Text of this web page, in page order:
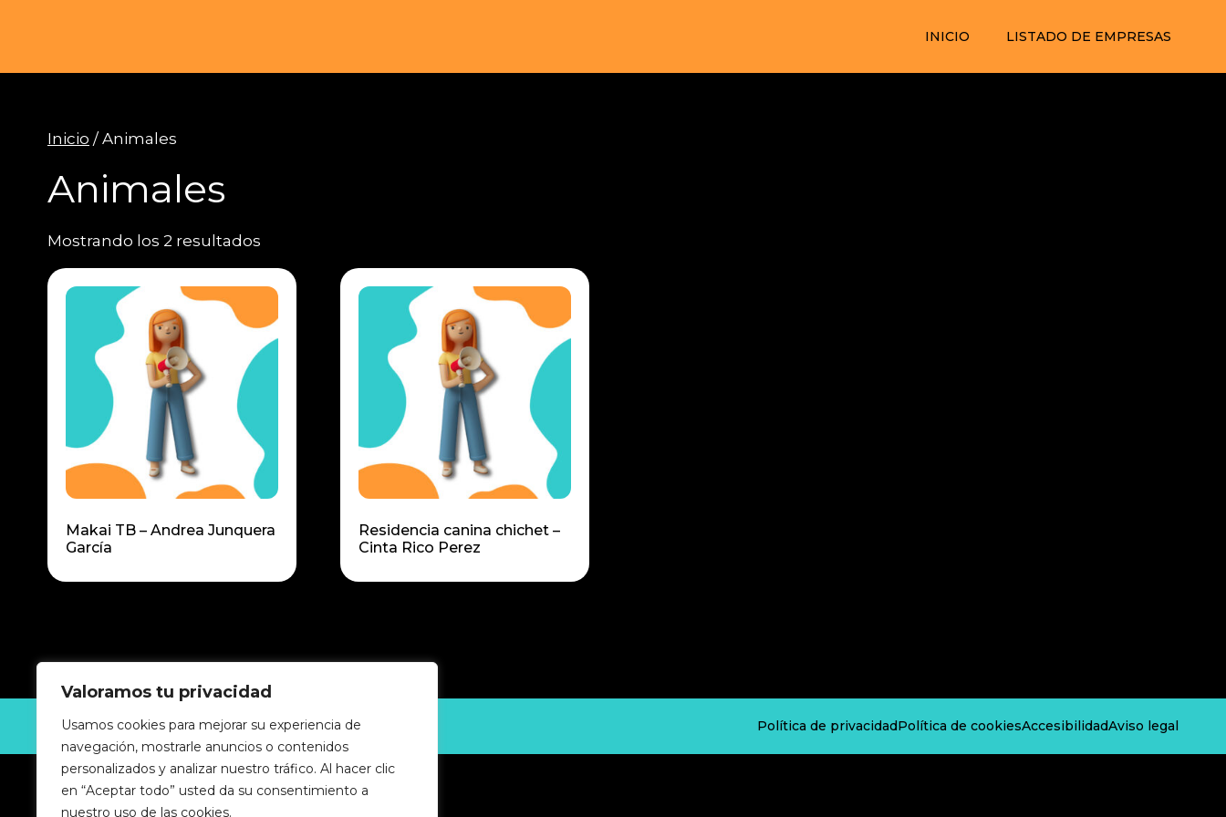
Valoramos tu privacidad
Usamos cookies para mejorar su experiencia de
navegación, mostrarle anuncios o contenidos
personalizados y analizar nuestro tráfico. Al hacer clic
en “Aceptar todo” usted da su consentimiento a
nuestro uso de las cookies.
INICIO LISTADO DE EMPRESAS
Inicio / Animales
Animales
Mostrando los 2 resultados
Makai TB – Andrea Junquera
García
Residencia canina chichet –
Cinta Rico Perez
GUIA-INDUSTRIAL © 2025 Todos los derechos reservados Política de privacidadPolítica de cookiesAccesibilidadAviso legal